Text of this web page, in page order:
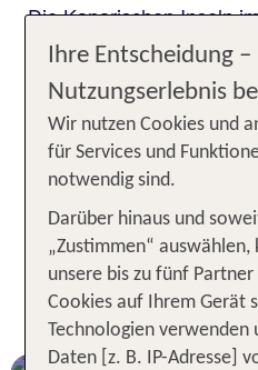
Die Kanarischen Inseln
locken mit ihrem milden
Stränden, vulkanischen
Vielzahl von
vielseitig, weshalb Du
persönlichen
Dich für einen Urlaub auf
Hierro oder auf eine
zieht.
Beliebte
Ihre Entscheidung –
Nutzungserlebnis
Wir nutzen Cookies und
für Services und
notwendig sind.
Darüber hinaus und
„Zustimmen“
unsere bis zu fünf
Cookies auf Ihrem Gerät
Technologien verwenden
Daten [z. B. IP-Adresse]